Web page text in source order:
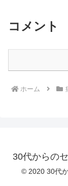
コメント
ホーム
30代からの
© 2020 30代